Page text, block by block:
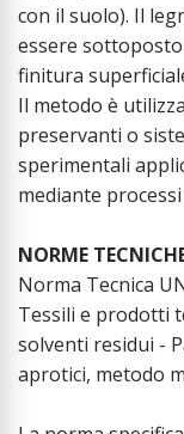
con il suolo). Il
essere
finitura
Il metodo è
preservanti o
sperimentali
mediante
NORME
Norma Tecnica
Tessili e prodotti
solventi residui -
aprotici, metodo